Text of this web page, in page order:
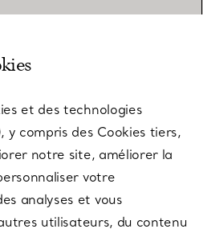
et des technologies
y compris des Cookies tiers,
notre site, améliorer la
votre
analyses et vous
utilisateurs, du contenu